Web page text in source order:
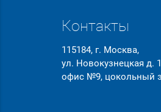
Контакты
115184, г. Москва,
ул. Новокузнецкая д.
офис №9, цокольный